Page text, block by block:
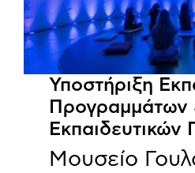
Υποστήριξη
Προγραμμάτων
Μουσείο